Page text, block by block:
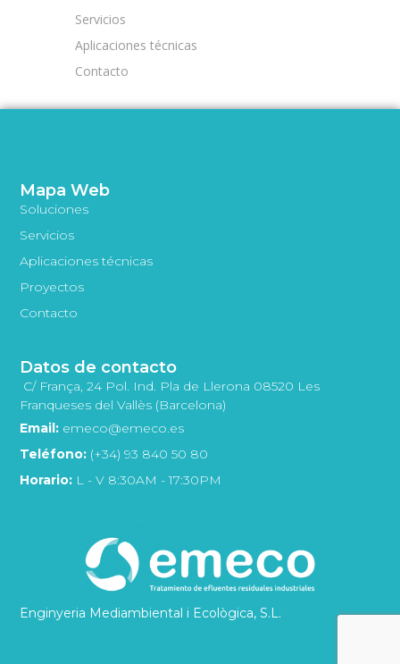
Servicios
Aplicaciones técnicas
Contacto
Enginyeria Mediambiental i Ecològica, S.L.
Mapa Web
Soluciones
Servicios
Aplicaciones técnicas
Proyectos
Contacto
Datos de contacto
C/ França, 24 Pol. Ind. Pla de Llerona 08520 Les
Franqueses del Vallès (Barcelona)
Email: emeco@emeco.es
Teléfono: (+34) 93 840 50 80
Horario: L - V 8:30AM - 17:30PM